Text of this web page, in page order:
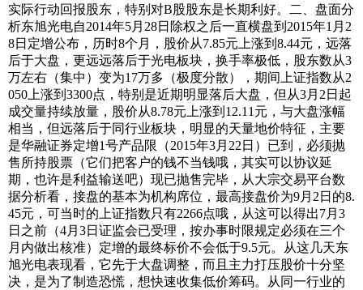
实际行动回报股东，特别对B股股东是长期利好。二、盘面分
析东旭光电自2014年5月28日除权之后一直横盘到2015年1月2
8日定增公布，历时8个月，股价从7.85元上涨到8.44元，远落
后于大盘，更远远落后于光电板块，换手率极低，股东数从3
万左右（集中）变为17万多（极度分散），期间上证指数从2
050上涨到3300点，特别是近期明显落后大盘，但从3月2日起
成交量持续放量，股价从8.78元上涨到12.11元，与大盘涨幅
相当，但远落后于同行业板块，明显的天量地价特征，主要
是华融证券定增1号产品限（2015年3月22日）已到，必须抛
售所持股票（它们把客户的钱不当钱哦，其实可以协议延
期，也许是利益输送吧）现已抛售完毕，从大宗交易平台数
据分析看，接盘的基本为机构席位，最高接盘价为9月2日的8.
45元，可当时的上证指数只有2266点哦，从这可以得出7月3
日之前（4月3日证监会已受理，按办事时限规定必须在三个
月内做出核准）定增的最终标价不会低于9.5元。从这几天东
旭光电表现看，它先于大盘调整，而且主力打压股价十分坚
决，是为了制造恐慌，想快速收集低价筹码。从同一行业的